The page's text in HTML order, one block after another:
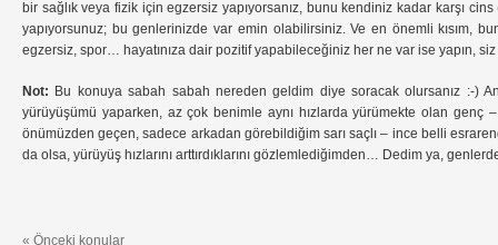
bir sağlık veya fizik için egzersiz yapıyorsanız, bunu kendiniz kadar karşı
yapıyorsunuz; bu genlerinizde var emin olabilirsiniz. Ve en önemli kısım,
egzersiz, spor… hayatınıza dair pozitif yapabileceğiniz her ne var ise yapın, siz
Not: Bu konuya sabah sabah nereden geldim diye soracak olursanız :-)
yürüyüşümü yaparken, az çok benimle aynı hızlarda yürümekte olan genç
önümüzden geçen, sadece arkadan görebildiğim sarı saçlı – ince belli
da olsa, yürüyüş hızlarını arttırdıklarını gözlemlediğimden… Dedim ya,
« Önceki konular